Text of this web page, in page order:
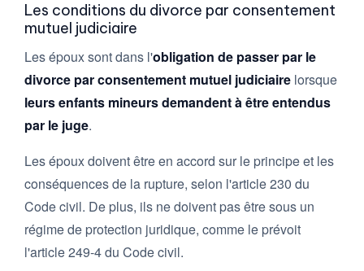
Les conditions du divorce par consentement
mutuel judiciaire
Les époux sont dans l'obligation de passer par le
divorce par consentement mutuel judiciaire lorsque
leurs enfants mineurs demandent à être entendus
par le juge.
Les époux doivent être en accord sur le principe et les
conséquences de la rupture, selon l'article 230 du
Code civil. De plus, ils ne doivent pas être sous un
régime de protection juridique, comme le prévoit
l'article 249-4 du Code civil.